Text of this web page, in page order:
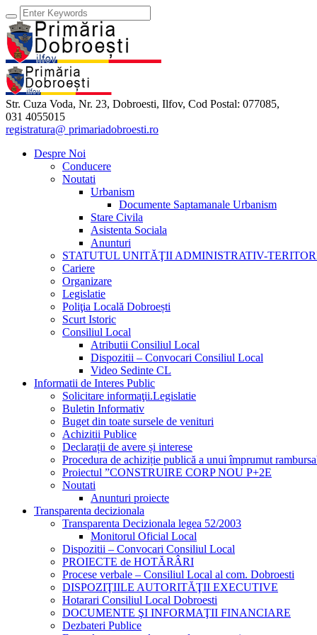
Str. Cuza Voda, Nr. 23, Dobroesti, Ilfov, Cod Postal: 077085,
031 4055015
registratura@ primariadobroesti.ro
Despre Noi
Conducere
Noutati
Urbanism
Documente Saptamanale Urbanism
Stare Civila
Asistenta Sociala
Anunturi
STATUTUL UNITĂŢII ADMINISTRATIV-
Cariere
Organizare
Legislatie
Poliţia Locală Dobroești
Scurt Istoric
Consiliul Local
Atributii Consiliul Local
Dispozitii – Convocari Consiliul Local
Video Sedinte CL
Informatii de Interes Public
Solicitare informaţii.Legislatie
Buletin Informativ
Buget din toate sursele de venituri
Achizitii Publice
Declarații de avere și interese
Procedura de achiziție publică a unui împrumut
Proiectul ”CONSTRUIRE CORP NOU P+2E
Noutati
Anunturi proiecte
Transparenta decizionala
Transparenta Decizionala legea 52/2003
Monitorul Oficial Local
Dispozitii – Convocari Consiliul Local
PROIECTE de HOTĂRÂRI
Procese verbale – Consiliul Local al com. Dobroesti
DISPOZIŢIILE AUTORITĂŢII EXECUTIVE
Hotarari Consiliul Local Dobroesti
DOCUMENTE ŞI INFORMAŢII FINANCIARE
Dezbateri Publice